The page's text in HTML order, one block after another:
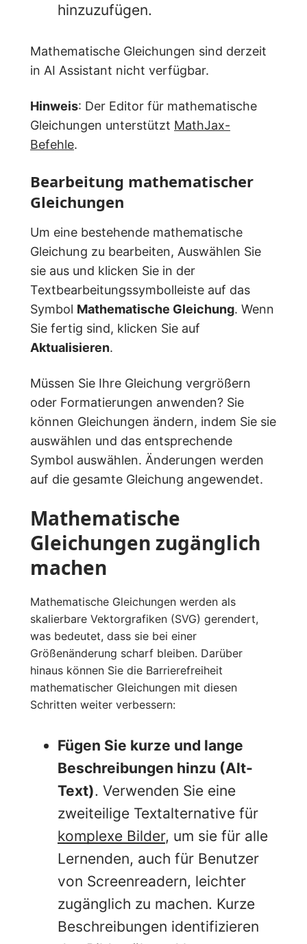
hinzuzufügen.
Mathematische Gleichungen sind derzeit
in AI Assistant nicht verfügbar.
Hinweis: Der Editor für mathematische
Gleichungen unterstützt MathJax-
Befehle.
Bearbeitung mathematischer
Gleichungen
Um eine bestehende mathematische
Gleichung zu bearbeiten, Auswählen Sie
sie aus und klicken Sie in der
Textbearbeitungssymbolleiste auf das
Symbol Mathematische Gleichung. Wenn
Sie fertig sind, klicken Sie auf
Aktualisieren.
Müssen Sie Ihre Gleichung vergrößern
oder Formatierungen anwenden? Sie
können Gleichungen ändern, indem Sie sie
auswählen und das entsprechende
Symbol auswählen. Änderungen werden
auf die gesamte Gleichung angewendet.
Mathematische
Gleichungen zugänglich
machen
Mathematische Gleichungen werden als
skalierbare Vektorgrafiken (SVG) gerendert,
was bedeutet, dass sie bei einer
Größenänderung scharf bleiben. Darüber
hinaus können Sie die Barrierefreiheit
mathematischer Gleichungen mit diesen
Schritten weiter verbessern:
Fügen Sie kurze und lange
Beschreibungen hinzu (Alt-
Text). Verwenden Sie eine
zweiteilige Textalternative für
komplexe Bilder, um sie für alle
Lernenden, auch für Benutzer
von Screenreadern, leichter
zugänglich zu machen. Kurze
Beschreibungen identifizieren